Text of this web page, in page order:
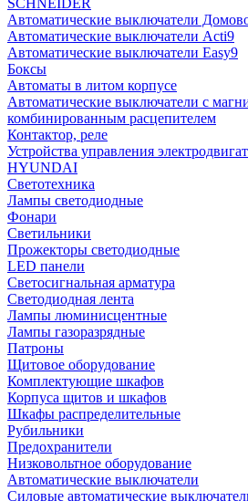
SCHNEIDER
Автоматические выключатели
Автоматические выключатели Acti9
Автоматические выключатели Easy9
Боксы
Автоматы в литом корпусе
Автоматические выключатели с
комбинированным расцепителем
Контактор, реле
Устройства управления
HYUNDAI
Светотехника
Лампы светодиодные
Фонари
Светильники
Прожекторы светодиодные
LED панели
Светосигнальная арматура
Светодиодная лента
Лампы люминисцентные
Лампы газоразрядные
Патроны
Щитовое оборудование
Комплектующие шкафов
Корпуса щитов и шкафов
Шкафы распределительные
Рубильники
Предохранители
Низковольтное оборудование
Автоматические выключатели
Силовые автоматические